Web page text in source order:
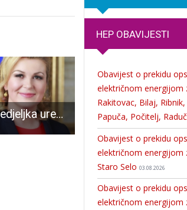
Od ponedjeljka ured predsjednice Kolinde Grabar Kitarović seli u Gospić!!! Obavijest o prekidu opskrbe električnom energijom za dio naselja Stajnica
HEP OBAVIJESTI
Obavijest o prekidu
električnom energijom
Rakitovac, Bilaj,
Papuča, Počitelj, Raduč
Obavijest o prekidu
električnom energijom
Staro Selo 03.08.2026
Obavijest o prekidu
električnom energijom